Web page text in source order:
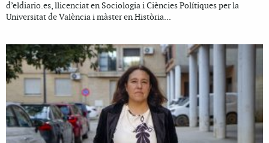
d’eldiario.es, llicenciat en Sociologia i Ciències Polítiques per la
Universitat de València i màster en Història...